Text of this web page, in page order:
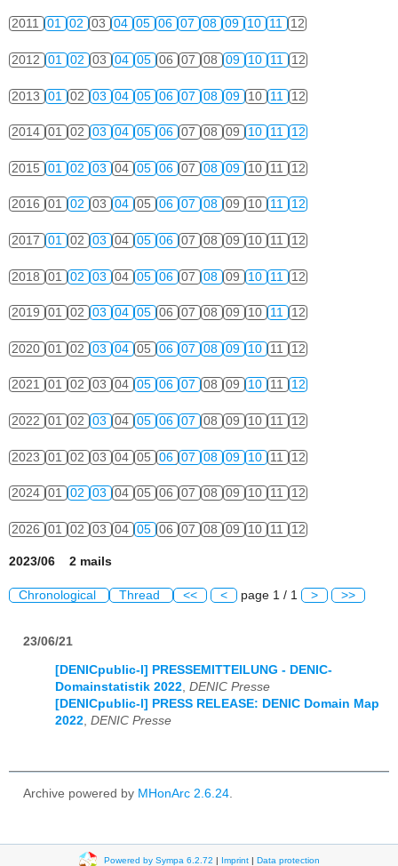
2011 01 02 03 04 05 06 07 08 09 10 11 12
2012 01 02 03 04 05 06 07 08 09 10 11 12
2013 01 02 03 04 05 06 07 08 09 10 11 12
2014 01 02 03 04 05 06 07 08 09 10 11 12
2015 01 02 03 04 05 06 07 08 09 10 11 12
2016 01 02 03 04 05 06 07 08 09 10 11 12
2017 01 02 03 04 05 06 07 08 09 10 11 12
2018 01 02 03 04 05 06 07 08 09 10 11 12
2019 01 02 03 04 05 06 07 08 09 10 11 12
2020 01 02 03 04 05 06 07 08 09 10 11 12
2021 01 02 03 04 05 06 07 08 09 10 11 12
2022 01 02 03 04 05 06 07 08 09 10 11 12
2023 01 02 03 04 05 06 07 08 09 10 11 12
2024 01 02 03 04 05 06 07 08 09 10 11 12
2026 01 02 03 04 05 06 07 08 09 10 11 12
2023/06 2 mails
Chronological Thread << < page 1 / 1 > >>
23/06/21
[DENICpublic-l] PRESSEMITTEILUNG - DENIC-
Domainstatistik 2022, DENIC Presse
[DENICpublic-l] PRESS RELEASE: DENIC Domain Map
2022, DENIC Presse
Archive powered by MHonArc 2.6.24.
Powered by Sympa 6.2.72 | Imprint| Data protection